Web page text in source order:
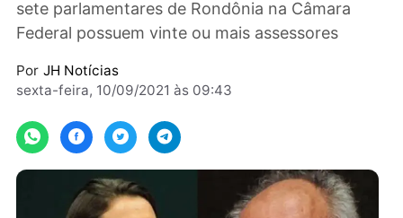
Exceto a deputada do PSDB, todos os outros
sete parlamentares de Rondônia na Câmara
Federal possuem vinte ou mais assessores
sexta-feira, 10/09/2021 às 09:43